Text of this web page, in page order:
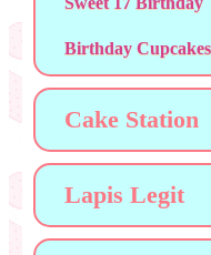
Birthday Cupcakes
Cake Station
Lapis Legit